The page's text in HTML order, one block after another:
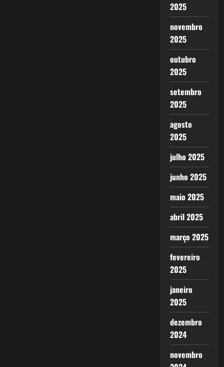
2025
novembro
2025
outubro
2025
setembro
2025
agosto
2025
julho 2025
junho 2025
maio 2025
abril 2025
março 2025
fevereiro
2025
janeiro
2025
dezembro
2024
novembro